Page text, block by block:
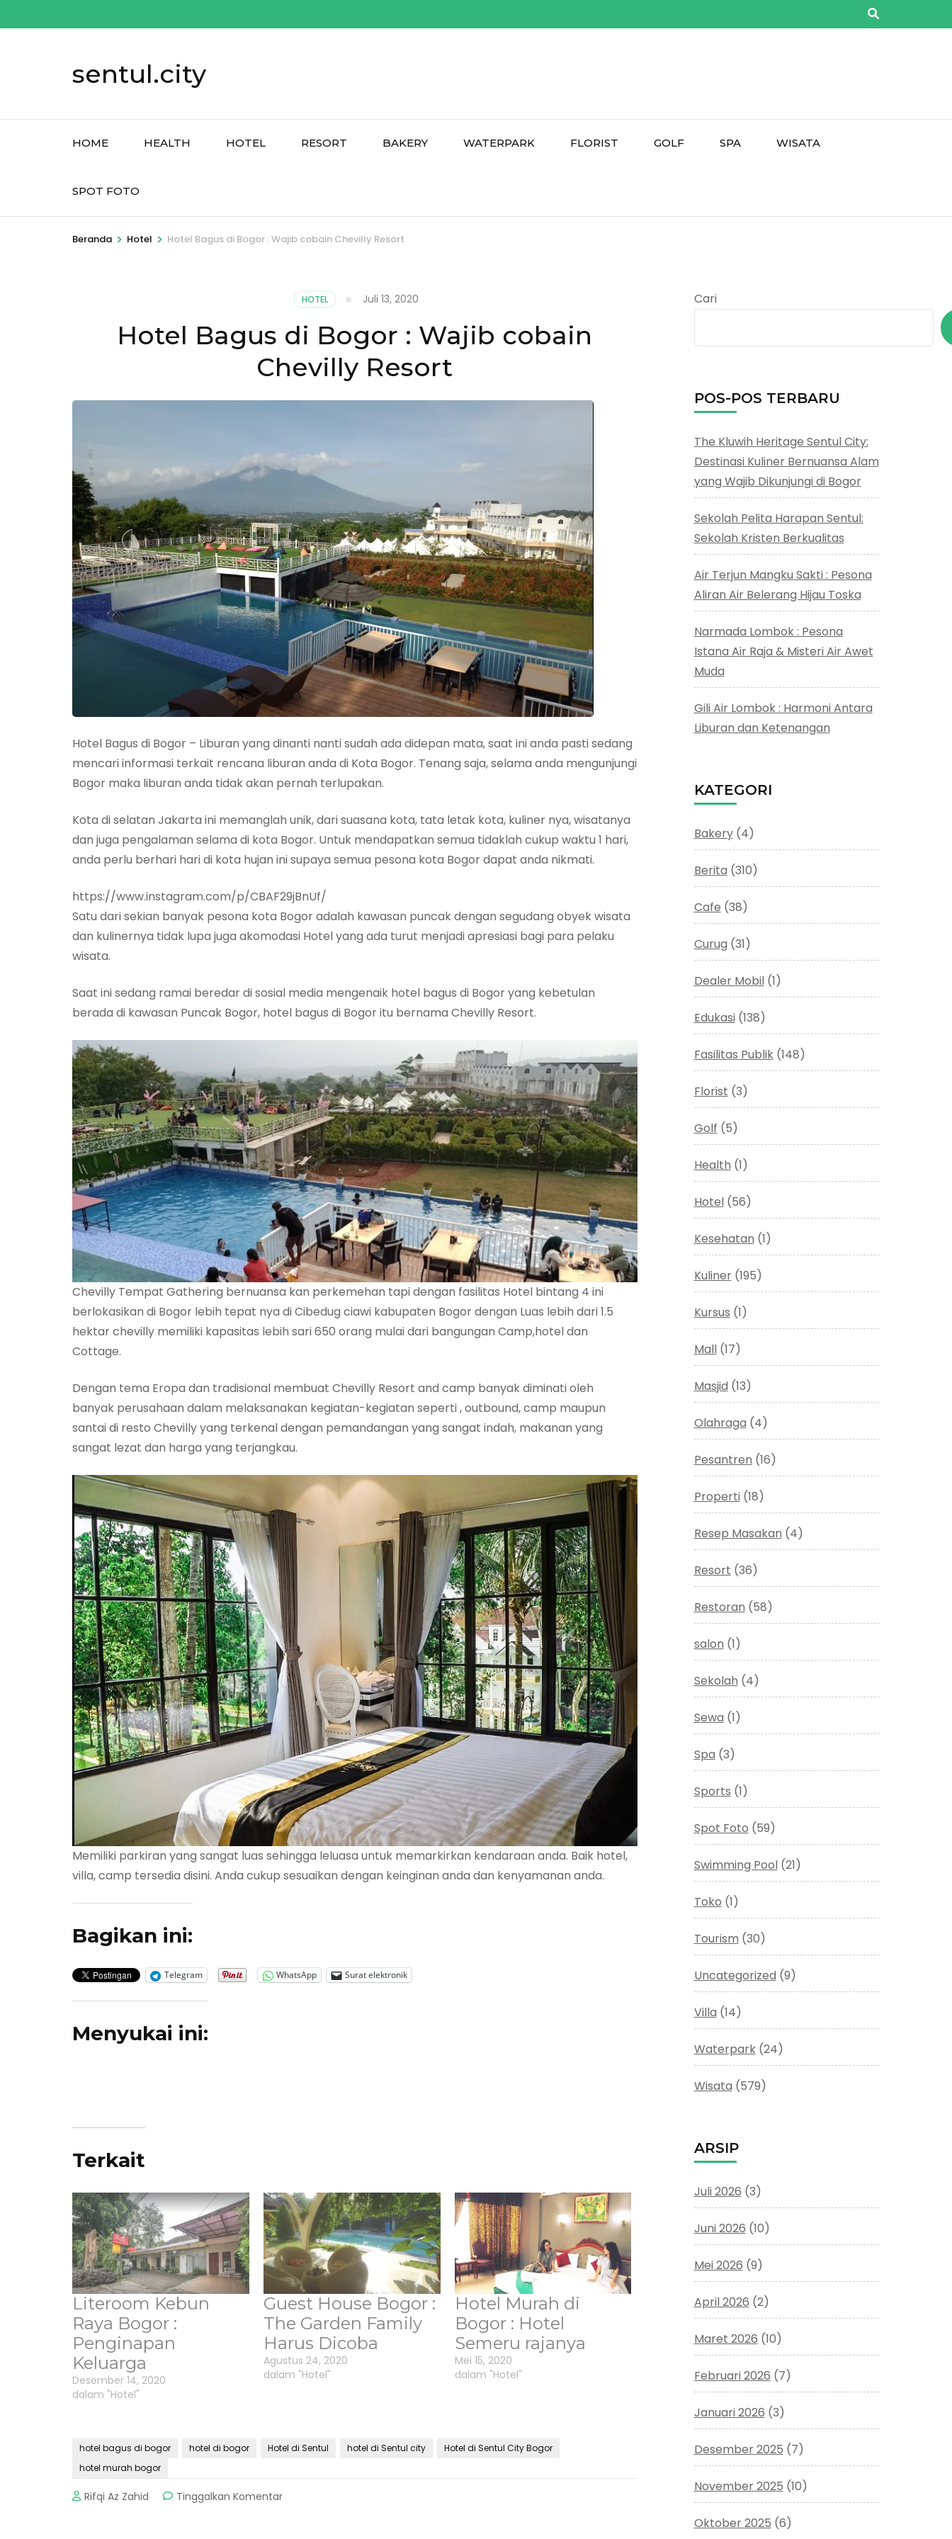
ke
sentul.city
HOME HEALTH HOTEL RESORT BAKERY WATERPARK FLORIST GOLF SPA WISATA
SPOT FOTO
Beranda > Hotel > Hotel Bagus di Bogor : Wajib cobain Chevilly Resort
HOTEL Juli 13, 2020
Hotel Bagus di Bogor : Wajib cobain
Chevilly Resort
Hotel Bagus di Bogor – Liburan yang dinanti nanti sudah ada didepan mata, saat ini anda pasti sedang
mencari informasi terkait rencana liburan anda di Kota Bogor. Tenang saja, selama anda mengunjungi
Bogor maka liburan anda tidak akan pernah terlupakan.
Kota di selatan Jakarta ini memanglah unik, dari suasana kota, tata letak kota, kuliner nya, wisatanya
dan juga pengalaman selama di kota Bogor. Untuk mendapatkan semua tidaklah cukup waktu 1 hari,
anda perlu berhari hari di kota hujan ini supaya semua pesona kota Bogor dapat anda nikmati.
https://www.instagram.com/p/CBAF29jBnUf/
Satu dari sekian banyak pesona kota Bogor adalah kawasan puncak dengan segudang obyek wisata
dan kulinernya tidak lupa juga akomodasi Hotel yang ada turut menjadi apresiasi bagi para pelaku
wisata.
Saat ini sedang ramai beredar di sosial media mengenaik hotel bagus di Bogor yang kebetulan
berada di kawasan Puncak Bogor, hotel bagus di Bogor itu bernama Chevilly Resort.
Chevilly Tempat Gathering bernuansa kan perkemehan tapi dengan fasilitas Hotel bintang 4 ini
berlokasikan di Bogor lebih tepat nya di Cibedug ciawi kabupaten Bogor dengan Luas lebih dari 1.5
hektar chevilly memiliki kapasitas lebih sari 650 orang mulai dari bangungan Camp,hotel dan
Cottage.
Dengan tema Eropa dan tradisional membuat Chevilly Resort and camp banyak diminati oleh
banyak perusahaan dalam melaksanakan kegiatan-kegiatan seperti , outbound, camp maupun
santai di resto Chevilly yang terkenal dengan pemandangan yang sangat indah, makanan yang
sangat lezat dan harga yang terjangkau.
Memiliki parkiran yang sangat luas sehingga leluasa untuk memarkirkan kendaraan anda. Baik hotel,
villa, camp tersedia disini. Anda cukup sesuaikan dengan keinginan anda dan kenyamanan anda.
Bagikan ini:
Telegram WhatsApp Surat elektronik
Menyukai ini:
Terkait
Literoom Kebun
Raya Bogor :
Penginapan
Keluarga
Desember 14, 2020
dalam "Hotel"
Guest House Bogor :
The Garden Family
Harus Dicoba
Agustus 24, 2020
dalam "Hotel"
Hotel Murah di
Bogor : Hotel
Semeru rajanya
Mei 15, 2020
dalam "Hotel"
hotel bagus di bogor hotel di bogor Hotel di Sentul hotel di Sentul city
Hotel di Sentul City Bogor
hotel murah bogor
Rifqi Az Zahid Tinggalkan Komentarpada
Cari
POS-POS TERBARU
The Kluwih Heritage Sentul City:
Destinasi Kuliner Bernuansa Alam
yang Wajib Dikunjungi di Bogor
Sekolah Pelita Harapan Sentul:
Sekolah Kristen Berkualitas
Air Terjun Mangku Sakti : Pesona
Aliran Air Belerang Hijau Toska
Narmada Lombok : Pesona
Istana Air Raja & Misteri Air Awet
Muda
Gili Air Lombok : Harmoni Antara
Liburan dan Ketenangan
KATEGORI
Bakery(4)
Berita (310)
Cafe (38)
Curug (31)
Dealer Mobil(1)
Edukasi(138)
Fasilitas Publik(148)
Florist (3)
Golf (5)
Health (1)
Hotel(56)
Kesehatan (1)
Kuliner(195)
Kursus (1)
Mall(17)
Masjid (13)
Olahraga (4)
Pesantren (16)
Properti(18)
Resep Masakan (4)
Resort (36)
Restoran (58)
salon (1)
Sekolah (4)
Sewa (1)
Spa (3)
Sports (1)
Spot Foto (59)
Swimming Pool(21)
Toko (1)
Tourism (30)
Uncategorized (9)
Villa (14)
Waterpark(24)
Wisata (579)
ARSIP
Juli 2026 (3)
Juni 2026 (10)
Mei 2026 (9)
April 2026 (2)
Maret 2026 (10)
Februari 2026 (7)
Januari 2026 (3)
Desember 2025 (7)
November 2025 (10)
Oktober 2025 (6)